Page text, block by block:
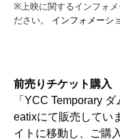
※上映に関するインフォメ
ださい。
インフォメーシ
前売りチケット購入
「YCC Temporary
eatixにて販売してい
イトに移動し、ご購